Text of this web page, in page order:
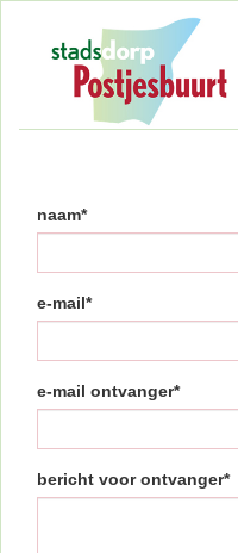
naam*
e-mail*
e-mail ontvanger*
bericht voor ontvanger*